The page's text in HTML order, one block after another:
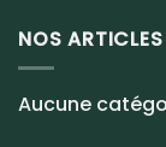
NOS
Aucune